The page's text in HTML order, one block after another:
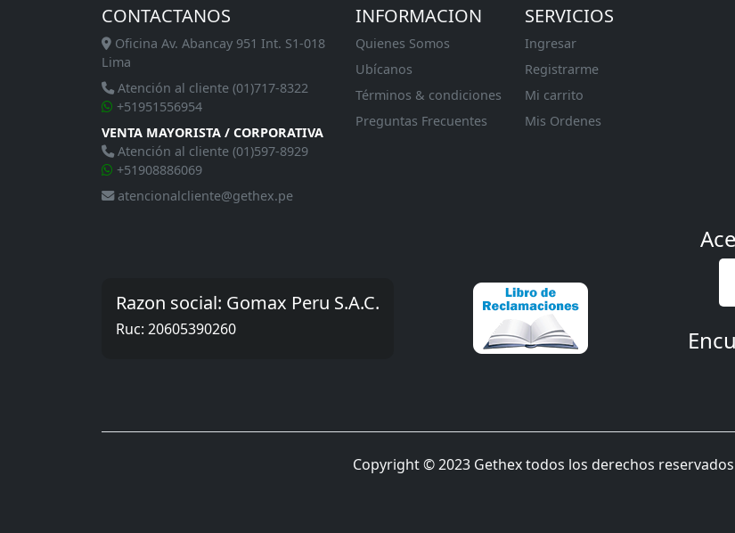
CONTACTANOS
Oficina Av. Abancay 951 Int. S1-018
Lima
Atención al cliente (01)717-8322
+51951556954
VENTA MAYORISTA / CORPORATIVA
Atención al cliente (01)597-8929
+51908886069
atencionalcliente@gethex.pe
INFORMACION
Quienes Somos
Ubícanos
Términos & condiciones
Preguntas Frecuentes
SERVICIOS
Ingresar
Registrarme
Mi carrito
Mis Ordenes
Razon social: Gomax Peru S.A.C.
Ruc: 20605390260
Copyright © 2023 Gethex todos los derechos